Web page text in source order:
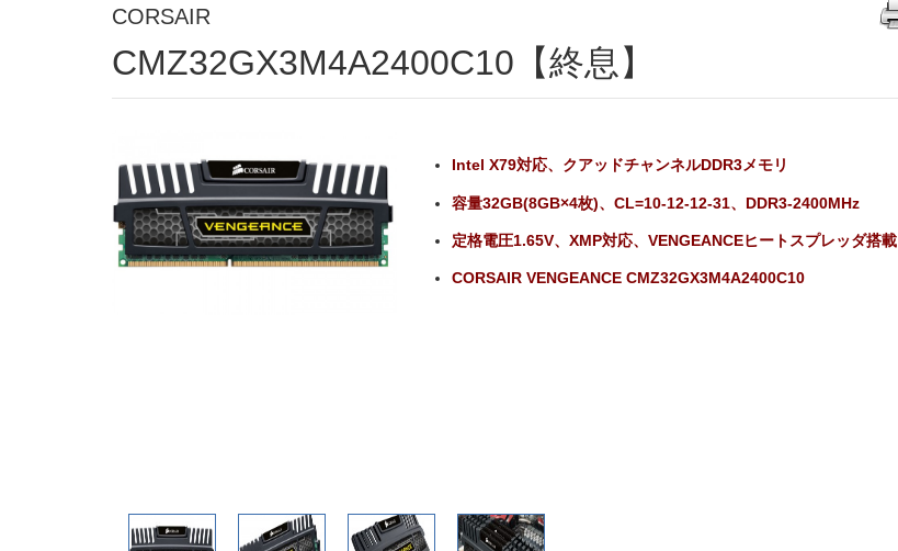
CORSAIR
CMZ32GX3M4A2400C10【終息】
Intel X79対応、クアッドチャンネルDDR3メモリ
容量32GB(8GB×4枚)、CL=10-12-12-31、DDR3-2400MHz
定格電圧1.65V、XMP対応、VENGEANCEヒートスプレッダ搭載
CORSAIR VENGEANCE CMZ32GX3M4A2400C10